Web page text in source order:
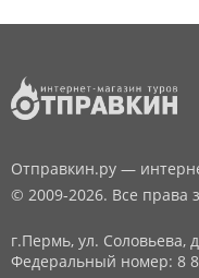
Отправкин.ру —
© 2009-2026. Все
г.Пермь, ул. Соловьева,
Федеральный номер: 8